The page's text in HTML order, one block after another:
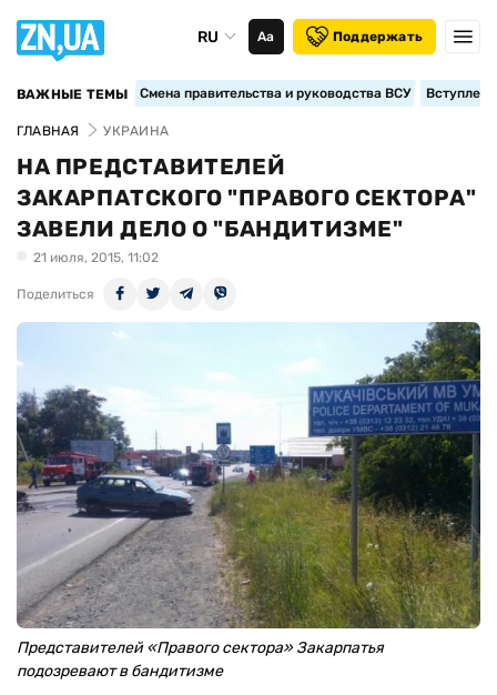
RU Аа Поддержать
ВАЖНЫЕ ТЕМЫ Смена правительства и руководства ВСУ
ГЛАВНАЯ УКРАИНА
НА ПРЕДСТАВИТЕЛЕЙ
ЗАКАРПАТСКОГО "ПРАВОГО СЕКТОРА"
ЗАВЕЛИ ДЕЛО О "БАНДИТИЗМЕ"
21 июля, 2015, 11:02
Поделиться
Представителей «Правого сектора» Закарпатья
подозревают в бандитизме